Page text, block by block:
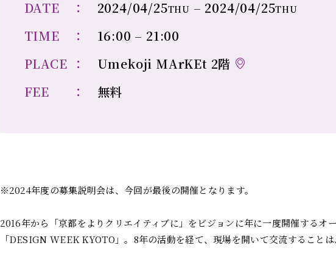
DATE ： 2024/04/25THU – 2024/04/25THU
TIME ：
16:00 – 21:00
PLACE ：
Umekoji MArKEt 2階
FEE
： 無料
※2024年度の募集説明会は、今回が最後の開催となります。
2016年から「京都をよりクリエイティブに」をビジョンに年に一度開催するオ
「DESIGN WEEK KYOTO」。8年の活動を経て、現場を開いて交流すること